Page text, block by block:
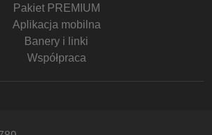
Pakiet PREMIUM
Aplikacja mobilna
Banery i linki
Współpraca